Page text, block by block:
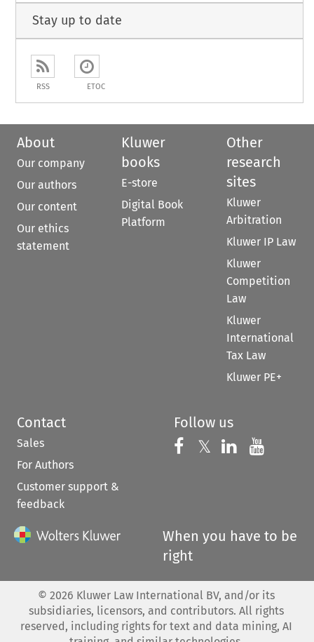
Stay up to date
RSS ETOC
About
Our company
Our authors
Our content
Our ethics
statement
Kluwer
books
E-store
Digital Book
Platform
Other
research
sites
Kluwer
Arbitration
Kluwer IP Law
Kluwer
Competition
Law
Kluwer
International
Tax Law
Kluwer PE+
Contact
Sales
For Authors
Customer support &
feedback
Follow us
Follow us on
𝕏 Follow us on
Follow us
When you have to be
right
© 2026 Kluwer Law International BV, and/or its
subsidiaries, licensors, and contributors. All rights
reserved, including rights for text and data mining, AI